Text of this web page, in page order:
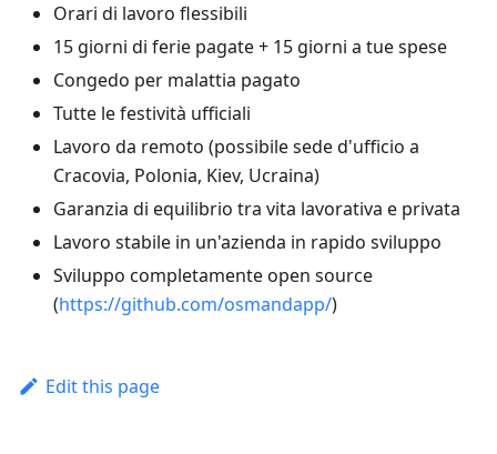
Orari di lavoro flessibili
15 giorni di ferie pagate + 15 giorni a tue spese
Congedo per malattia pagato
Tutte le festività ufficiali
Lavoro da remoto (possibile sede d'ufficio a
Cracovia, Polonia, Kiev, Ucraina)
Garanzia di equilibrio tra vita lavorativa e privata
Lavoro stabile in un'azienda in rapido sviluppo
Sviluppo completamente open source
(https://github.com/osmandapp/)
Edit this page